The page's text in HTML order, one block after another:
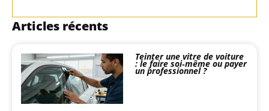
Articles récents
Teinter une vitre de voiture
: le faire soi‑même ou payer
un professionnel ?